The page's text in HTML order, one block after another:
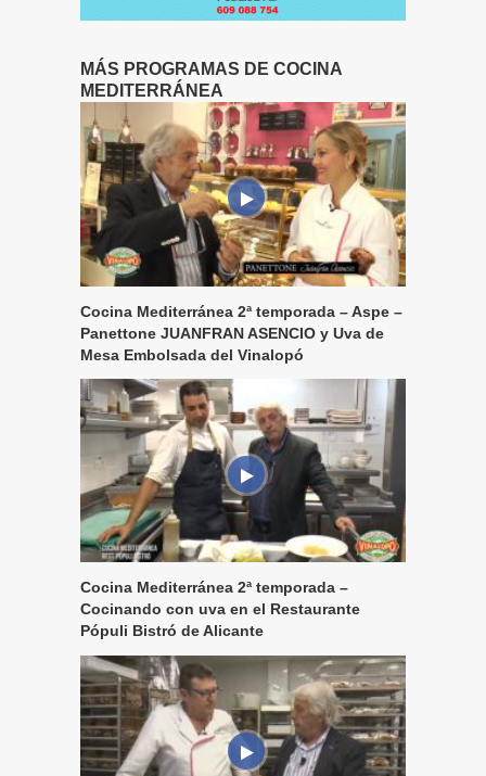
MÁS PROGRAMAS DE COCINA
MEDITERRÁNEA
Cocina Mediterránea 2ª temporada – Aspe –
Panettone JUANFRAN ASENCIO y Uva de
Mesa Embolsada del Vinalopó
Cocina Mediterránea 2ª temporada –
Cocinando con uva en el Restaurante
Pópuli Bistró de Alicante